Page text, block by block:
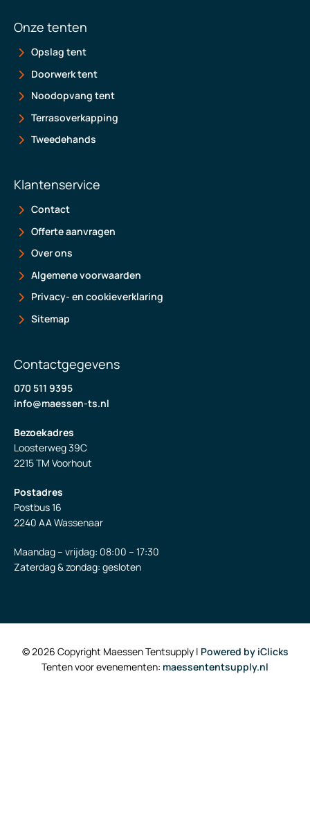
Onze tenten
Opslag tent
Doorwerk tent
Noodopvang tent
Terrasoverkapping
Tweedehands
Klantenservice
Contact
Offerte aanvragen
Over ons
Algemene voorwaarden
Privacy- en cookieverklaring
Sitemap
Contactgegevens
070 511 9395
info@maessen-ts.nl
Bezoekadres
Loosterweg 39C
2215 TM Voorhout
Postadres
Postbus 16
2240 AA Wassenaar
Maandag – vrijdag: 08:00 – 17:30
Zaterdag & zondag: gesloten
© 2026 Copyright Maessen Tentsupply | Powered by iClicks
Tenten voor evenementen: maessententsupply.nl